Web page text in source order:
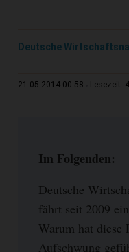
Deutsche
21.05.2014 00:58 Lesezeit:
Im Folgenden:
Deutsche
fährt seit 2009
Warum hat
Aufschwung